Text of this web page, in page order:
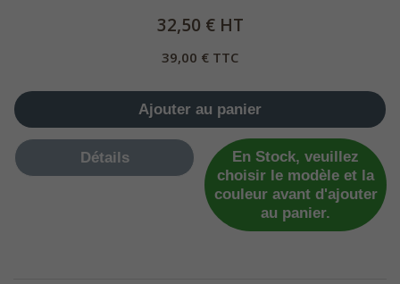
32,50 € HT
39,00 € TTC
Ajouter au panier
Détails
En Stock, veuillez
choisir le modèle et la
couleur avant d'ajouter
au panier.